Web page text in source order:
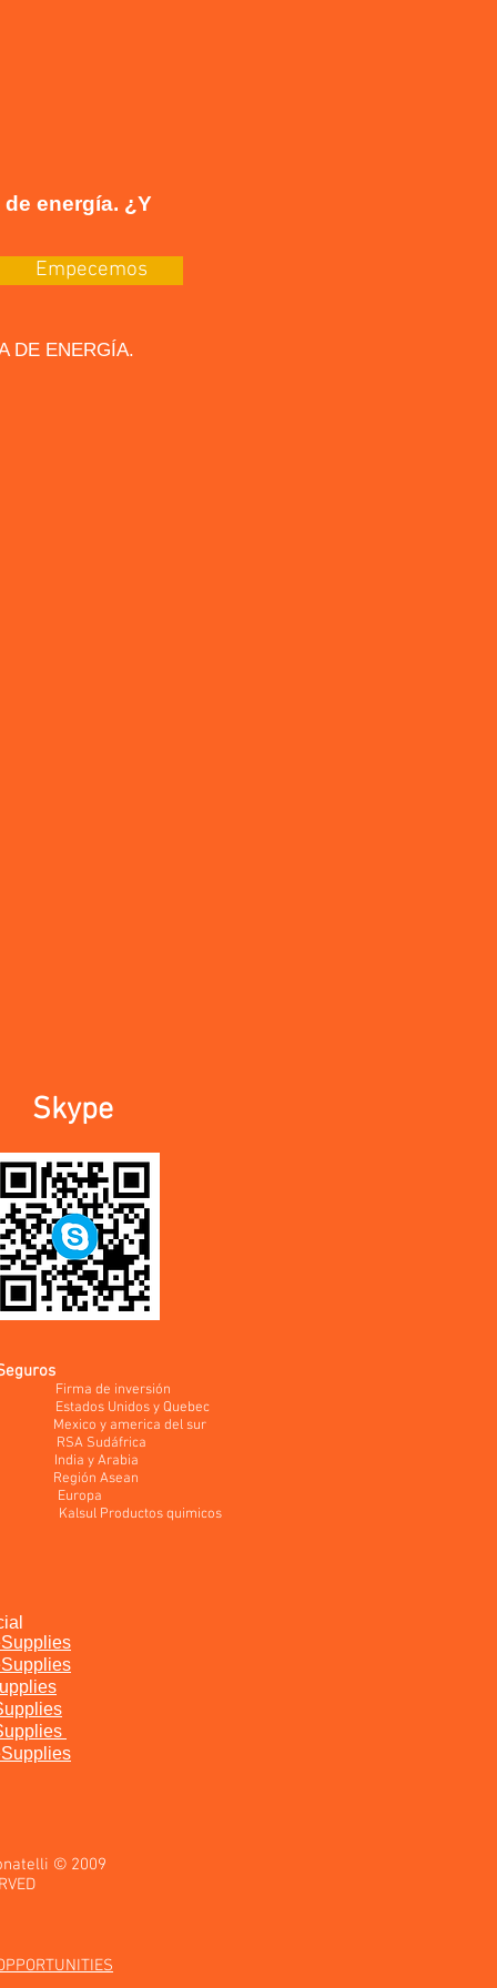
energía. ¿Y
DE ENERGÍA.
Empecemos
Skype
de inversión
Unidos y Quebec
y america del sur
Sudáfrica
y Arabia
Asean
Productos quimicos
© 2009